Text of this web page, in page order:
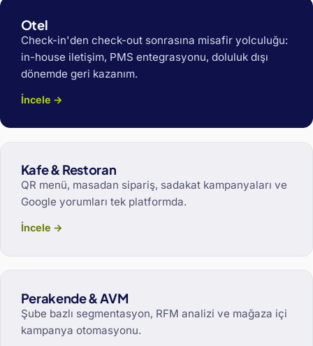
Otel
Check-in'den check-out sonrasına misafir yolculuğu:
in-house iletişim, PMS entegrasyonu, doluluk dışı
dönemde geri kazanım.
İncele →
Kafe & Restoran
QR menü, masadan sipariş, sadakat kampanyaları ve
Google yorumları tek platformda.
İncele →
Perakende & AVM
Şube bazlı segmentasyon, RFM analizi ve mağaza içi
kampanya otomasyonu.